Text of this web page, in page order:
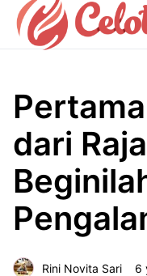
dari
Rini Novita Sari 6